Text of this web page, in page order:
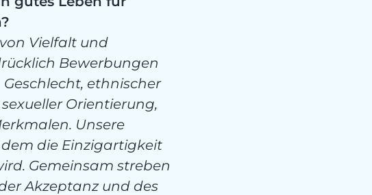
Vielfalt und
Bewerbungen
ethnischer
Orientierung,
Unsere
die Einzigartigkeit
Gemeinsam streben
Akzeptanz und des